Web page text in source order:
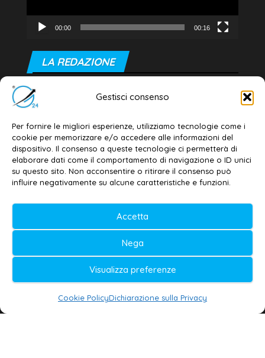
Gestisci consenso
Per fornire le migliori esperienze, utilizziamo tecnologie come i
cookie per memorizzare e/o accedere alle informazioni del
dispositivo. Il consenso a queste tecnologie ci permetterà di
elaborare dati come il comportamento di navigazione o ID unici
su questo sito. Non acconsentire o ritirare il consenso può
influire negativamente su alcune caratteristiche e funzioni.
Accetta
Nega
Visualizza preferenze
Cookie PolicyDichiarazione sulla Privacy
00:00 00:16
LA REDAZIONE
Editore e direttore responsabile:
Dott. Daniele G. Masciullo
Email: redazione@galatina24.it
Contatti –Disclaimer
Privacy policy –Cookie policy
Testata iscritta al n. 11/2020 Registro della
Stampa Tribunale di Lecce
Editore e direttore responsabile:
Daniele G. Masciullo